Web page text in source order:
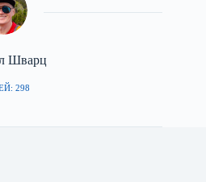
Шварц
298